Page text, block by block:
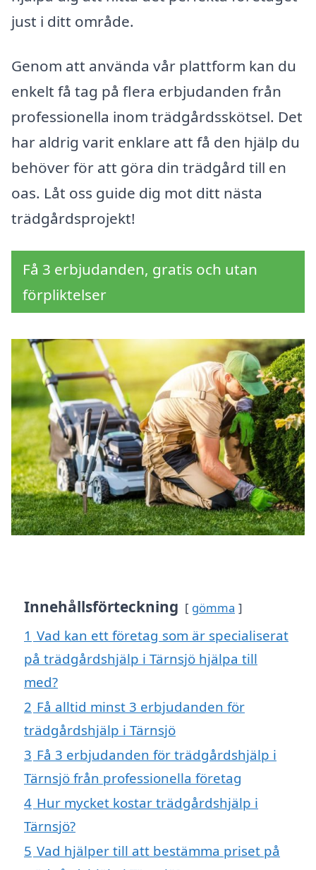
just i ditt område.
Genom att använda vår plattform kan du
enkelt få tag på flera erbjudanden från
professionella inom trädgårdsskötsel. Det
har aldrig varit enklare att få den hjälp du
behöver för att göra din trädgård till en
oas. Låt oss guide dig mot ditt nästa
trädgårdsprojekt!
Få 3 erbjudanden, gratis och utan
förpliktelser
Innehållsförteckning gömma
1 Vad kan ett företag som är specialiserat
på trädgårdshjälp i Tärnsjö hjälpa till
med?
2 Få alltid minst 3 erbjudanden för
trädgårdshjälp i Tärnsjö
3 Få 3 erbjudanden för trädgårdshjälp i
Tärnsjö från professionella företag
4 Hur mycket kostar trädgårdshjälp i
Tärnsjö?
5 Vad hjälper till att bestämma priset på